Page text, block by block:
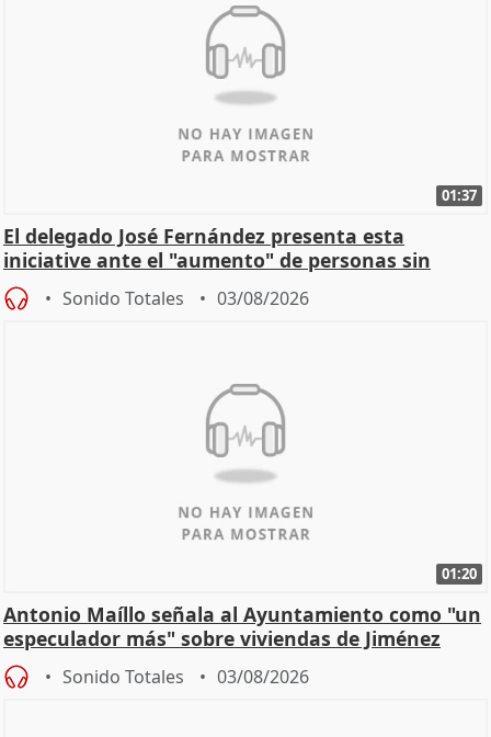
01:37
El delegado José Fernández presenta esta
iniciative ante el "aumento" de personas sin
hogar en Madri
Sonido Totales 03/08/2026
01:20
Antonio Maíllo señala al Ayuntamiento como "un
especulador más" sobre viviendas de Jiménez
Becerril
Sonido Totales 03/08/2026